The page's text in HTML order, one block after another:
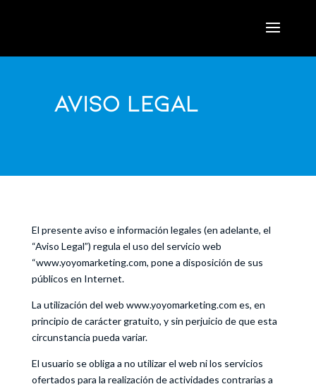
Aviso Legal
El presente aviso e información legales (en adelante, el
“Aviso Legal”) regula el uso del servicio web
“www.yoyomarketing.com, pone a disposición de sus
públicos en Internet.
La utilización del web www.yoyomarketing.com es, en
principio de carácter gratuito, y sin perjuicio de que esta
circunstancia pueda variar.
El usuario se obliga a no utilizar el web ni los servicios
ofertados para la realización de actividades contrarias a